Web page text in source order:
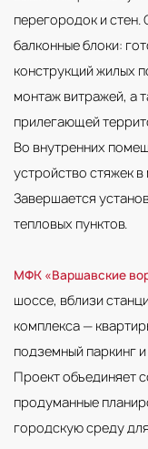
перегородок и
балконные блоки:
конструкций жилых
монтаж витражей, а
прилегающей
Во внутренних
устройство стяжек
Завершается
тепловых пунктов.
МФК «Варшавские
шоссе, вблизи
комплекса —
подземный паркинг
Проект объединяет
продуманные
городскую среду